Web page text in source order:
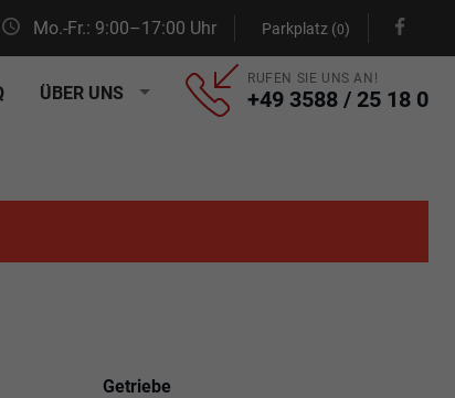
Mo.-Fr.: 9:00–17:00 Uhr Parkplatz (0)
ÜBER UNS
RUFEN SIE UNS AN!
+49 3588 / 25 18 0
Getriebe